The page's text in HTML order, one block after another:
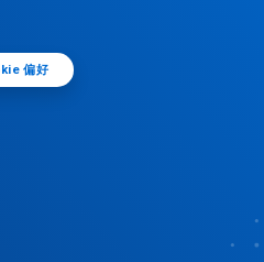
偏好